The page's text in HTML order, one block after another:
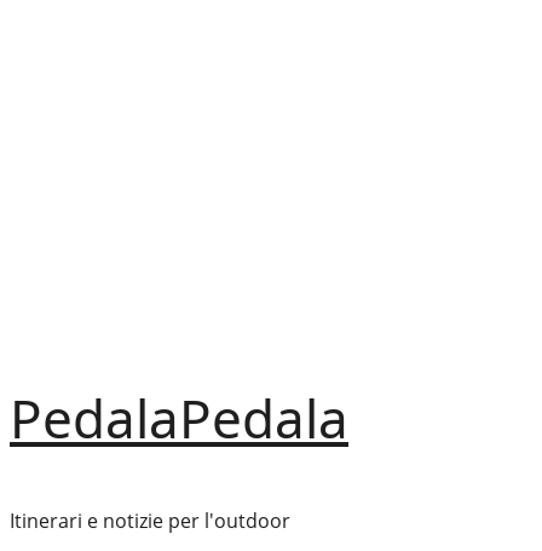
PedalaPedala
Itinerari e notizie per l'outdoor